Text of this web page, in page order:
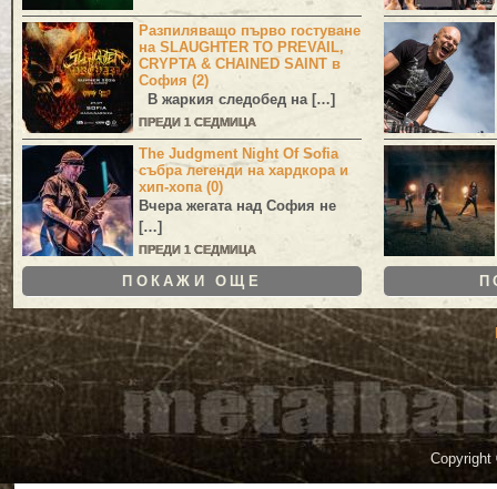
Разпиляващо първо гостуване
на SLAUGHTER TO PREVAIL,
CRYPTA & CHAINED SAINT в
София (2)
В жаркия следобед на […]
ПРЕДИ 1 СЕДМИЦА
The Judgment Night Of Sofia
събра легенди на хардкора и
хип-хопа (0)
Вчера жегата над София не
[…]
ПРЕДИ 1 СЕДМИЦА
ПОКАЖИ ОЩЕ